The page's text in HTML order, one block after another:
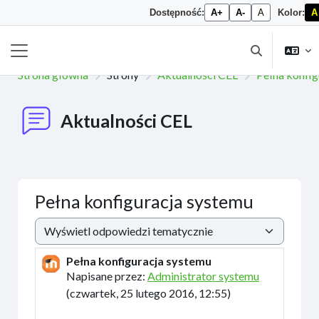
Dostępność: A+ A- A Kolor: A
Przełącznik
Strona główna
Strony Aktualności CEL Pełna
Aktualności CEL
Pełna konfiguracja systemu
Sposób wyświetlania
Pełna konfiguracja systemu
Napisane przez: Administrator systemu
(czwartek, 25 lutego 2016, 12:55)
Liczba odpowiedzi: 0